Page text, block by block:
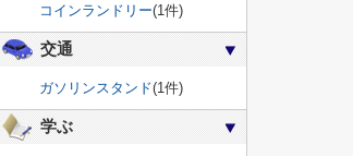
コインランドリー(1件)
交通
ガソリンスタンド(1件)
学ぶ